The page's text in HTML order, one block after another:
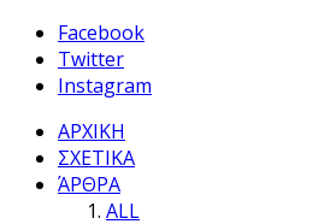
Facebook
Twitter
Instagram
ΑΡΧΙΚΗ
ΣΧΕΤΙΚΑ
ΆΡΘΡΑ
ALL